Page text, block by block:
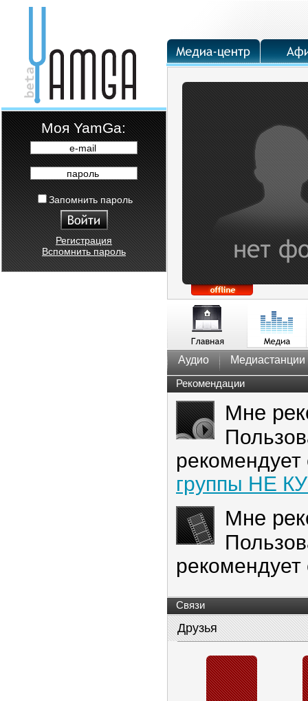
Moя YamGa:
e-mail
пароль
Запомнить пароль
Регистрация
Вспомнить пароль
Аудио
Медиастанции
Рекомендации
Мне
группы НЕ
Мне
Связи
Друзья